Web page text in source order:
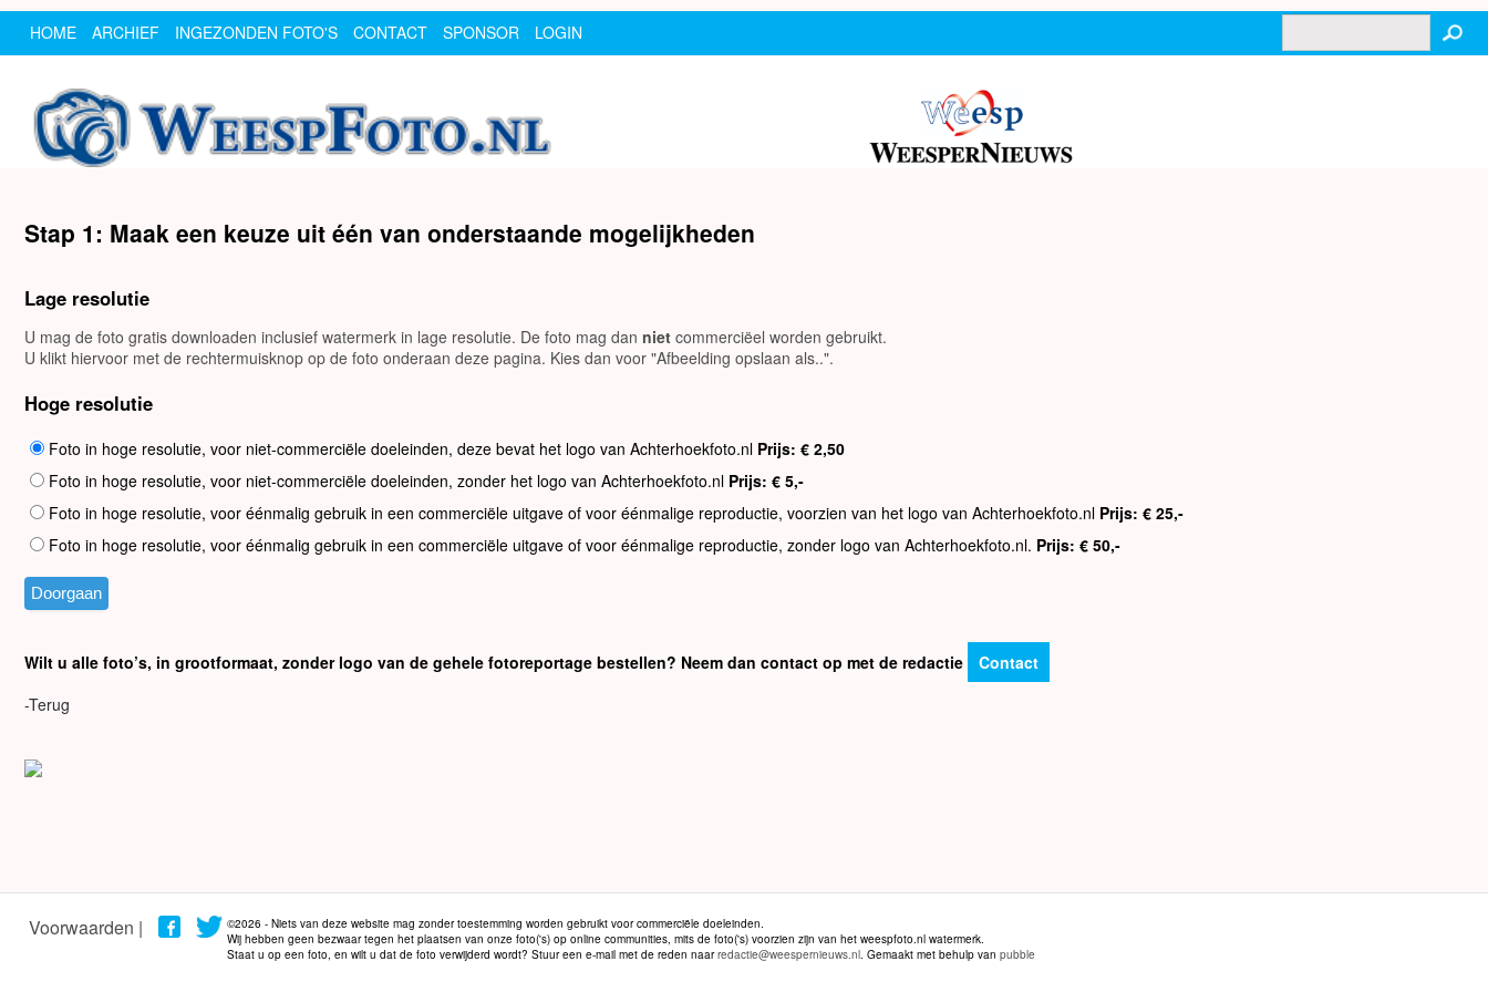
HOME ARCHIEF INGEZONDEN FOTO'S CONTACT SPONSOR LOGIN
Stap 1: Maak een keuze uit één van onderstaande mogelijkheden
Lage resolutie
U mag de foto gratis downloaden inclusief watermerk in lage resolutie. De foto mag dan niet commerciëel worden gebruikt.
U klikt hiervoor met de rechtermuisknop op de foto onderaan deze pagina. Kies dan voor "Afbeelding opslaan als..".
Hoge resolutie
Foto in hoge resolutie, voor niet-commerciële doeleinden, deze bevat het logo van Achterhoekfoto.nl Prijs: € 2,50
Foto in hoge resolutie, voor niet-commerciële doeleinden, zonder het logo van Achterhoekfoto.nl Prijs: € 5,-
Foto in hoge resolutie, voor éénmalig gebruik in een commerciële uitgave of voor éénmalige reproductie, voorzien van het logo van Achterhoekfoto.nl Prijs: € 25,-
Foto in hoge resolutie, voor éénmalig gebruik in een commerciële uitgave of voor éénmalige reproductie, zonder logo van Achterhoekfoto.nl. Prijs: € 50,-
Wilt u alle foto’s, in grootformaat, zonder logo van de gehele fotoreportage bestellen? Neem dan contact op met de redactie
Contact
-Terug
Voorwaarden |
©2026 - Niets van deze website mag zonder toestemming worden gebruikt voor commerciële doeleinden.
Wij hebben geen bezwaar tegen het plaatsen van onze foto('s) op online communities, mits de foto('s) voorzien zijn van het weespfoto.nl watermerk.
Staat u op een foto, en wilt u dat de foto verwijderd wordt? Stuur een e-mail met de reden naarredactie@weespernieuws.nl. Gemaakt met behulp vanpubble